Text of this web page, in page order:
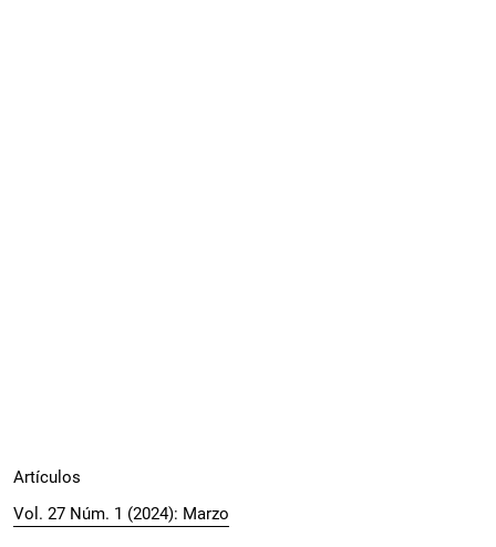
Artículos
Vol. 27 Núm. 1 (2024): Marzo